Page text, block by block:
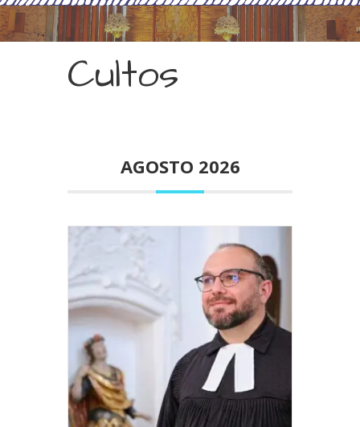
Cultos
AGOSTO 2026